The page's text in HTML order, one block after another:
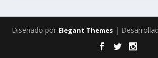
Diseñado por Elegant Themes|